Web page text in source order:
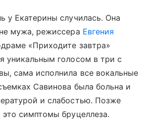
у Екатерины случилась. Она
мужа, режиссера Евгения
«Приходите завтра»
уникальным голосом в три с
сама исполнила все вокальные
Савинова была больна и
и слабостью. Позже
это симптомы бруцеллеза.